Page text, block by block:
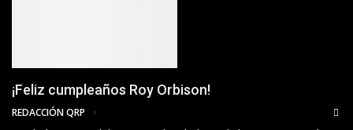
¡Feliz cumpleaños Roy Orbison!
REDACCIÓN QRP